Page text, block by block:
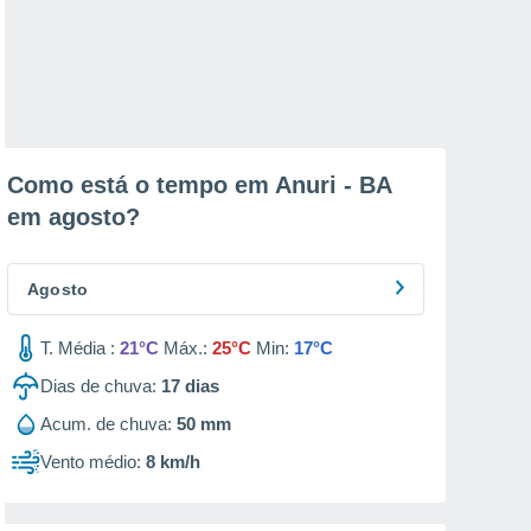
Como está o tempo em Anuri - BA
em agosto?
Agosto
T. Média : 21°C Máx.: 25°C Min: 17°C
Dias de chuva: 17 dias
Acum. de chuva: 50 mm
Vento médio: 8 km/h